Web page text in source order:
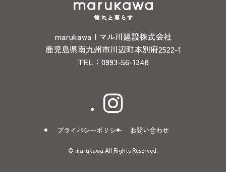
marukawa | マル川建設株式会社
鹿児島県南九州市川辺町本別府2522-1
TEL：0993-56-1348
プライバシーポリシー お問い合わせ
© marukawa All Rights Reserved.